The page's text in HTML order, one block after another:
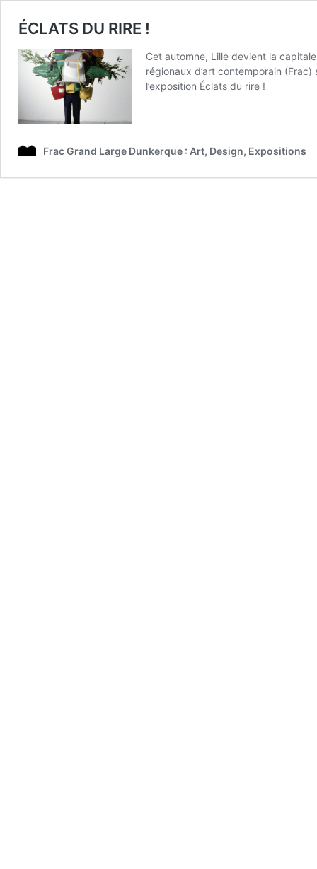
ÉCLATS DU RIRE !
Cet automne, Lille devient la
régionaux d’art contemporain
l’exposition Éclats du rire !
Frac Grand Large Dunkerque : Art, Design, Expositions